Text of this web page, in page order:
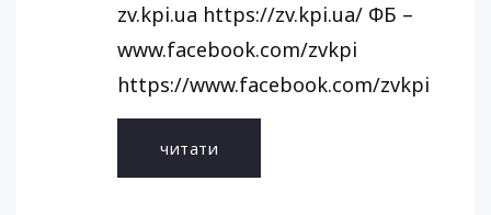
zv.kpi.ua https://zv.kpi.ua/ ФБ –
www.facebook.com/zvkpi
https://www.facebook.com/zvkpi
читати